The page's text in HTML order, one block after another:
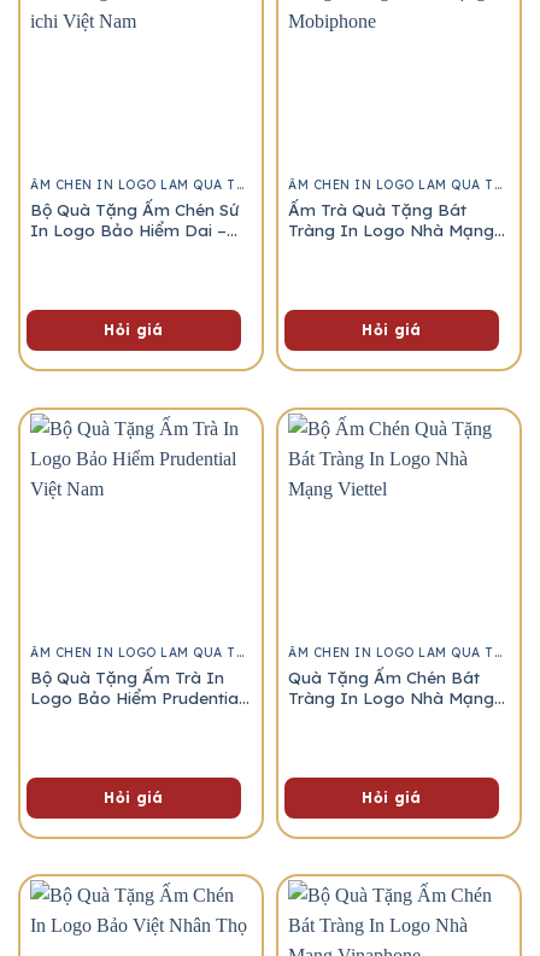
ẤM CHÉN IN LOGO LÀM QUÀ TẶNG
Bộ Quà Tặng Ấm Chén Sứ
In Logo Bảo Hiểm Dai –
Hỏi giá
ẤM CHÉN IN LOGO LÀM QUÀ TẶNG
Ấm Trà Quà Tặng Bát
Tràng In Logo Nhà Mạng
Hỏi giá
ẤM CHÉN IN LOGO LÀM QUÀ TẶNG
Bộ Quà Tặng Ấm Trà In
Logo Bảo Hiểm Prudential
Hỏi giá
ẤM CHÉN IN LOGO LÀM QUÀ TẶNG
Quà Tặng Ấm Chén Bát
Tràng In Logo Nhà Mạng
Hỏi giá